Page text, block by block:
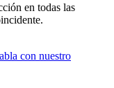
en todas las
con nuestro